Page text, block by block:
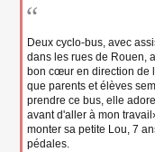
Deux cyclo-bus, avec
dans les rues de Rouen,
bon cœur en direction de
que parents et élèves
prendre ce bus, elle
avant d'aller à mon
monter sa petite Lou, 7
pédales.